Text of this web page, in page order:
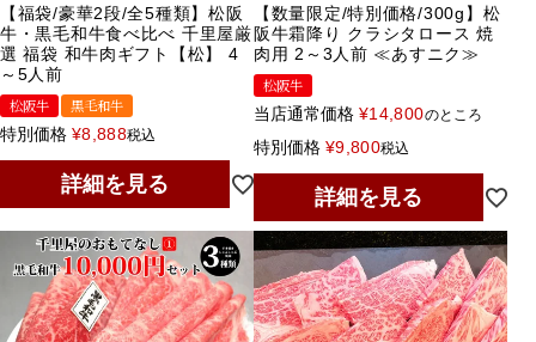
【福袋/豪華2段/全5種類】松阪
牛・黒毛和牛食べ比べ 千里屋厳
選 福袋 和牛肉ギフト【松】 4
～5人前
松阪牛
黒毛和牛
特別価格 ¥8,888税込
詳細を見る
【数量限定/特別価格/300g】松
阪牛霜降り クラシタロース 焼
肉用 2～3人前 ≪あすニク≫
松阪牛
当店通常価格 ¥14,800のところ
特別価格 ¥9,800税込
詳細を見る